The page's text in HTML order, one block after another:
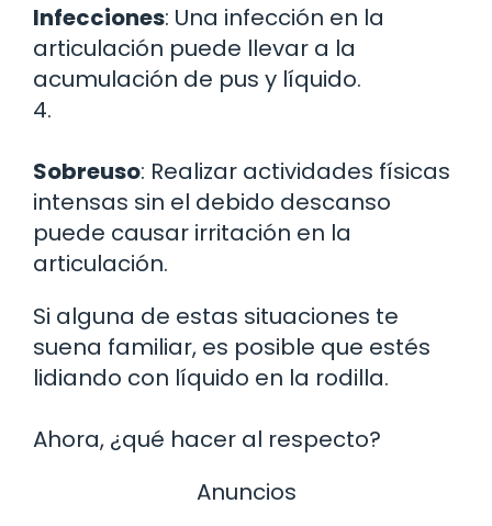
Infecciones: Una infección en la
articulación puede llevar a la
acumulación de pus y líquido.
4.
Sobreuso: Realizar actividades físicas
intensas sin el debido descanso
puede causar irritación en la
articulación.
Si alguna de estas situaciones te
suena familiar, es posible que estés
lidiando con líquido en la rodilla.
Ahora, ¿qué hacer al respecto?
Anuncios